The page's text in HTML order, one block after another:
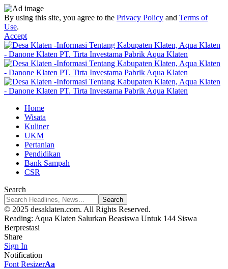
By using this site, you agree to the Privacy Policy and Terms of
Use.
Accept
Home
Wisata
Kuliner
UKM
Pertanian
Pendidikan
Bank Sampah
CSR
Search
© 2025 desaklaten.com. All Rights Reserved.
Reading: Aqua Klaten Salurkan Beasiswa Untuk 144 Siswa
Berprestasi
Share
Sign In
Notification
Font ResizerAa